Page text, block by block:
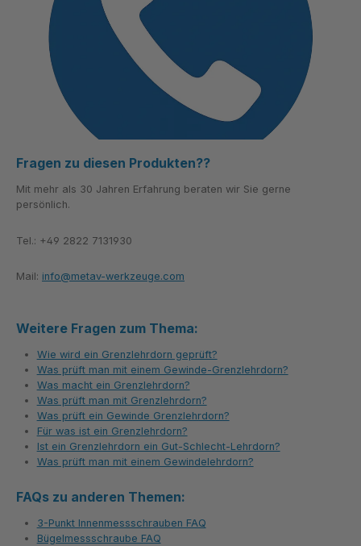
Fragen zu diesen Produkten??
Mit mehr als 30 Jahren Erfahrung beraten wir Sie gerne
persönlich.
Tel.: +49 2822 7131930
Mail: info@metav-werkzeuge.com
Weitere Fragen zum Thema:
Wie wird ein Grenzlehrdorn geprüft?
Was prüft man mit einem Gewinde-Grenzlehrdorn?
Was macht ein Grenzlehrdorn?
Was prüft man mit Grenzlehrdorn?
Was prüft ein Gewinde Grenzlehrdorn?
Für was ist ein Grenzlehrdorn?
Ist ein Grenzlehrdorn ein Gut-Schlecht-Lehrdorn?
Was prüft man mit einem Gewindelehrdorn?
FAQs zu anderen Themen:
3-Punkt Innenmessschrauben FAQ
Bügelmessschraube FAQ